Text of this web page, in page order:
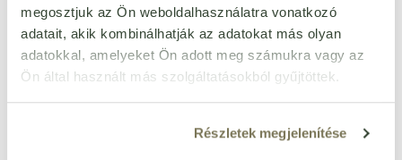
megosztjuk az Ön weboldalhasználatra vonatkozó
adatait, akik kombinálhatják az adatokat más olyan
adatokkal, amelyeket Ön adott meg számukra vagy az
Ön által használt más szolgáltatásokból gyűjtöttek.
Részletek megjelenítése
Ennyi csillagot adok